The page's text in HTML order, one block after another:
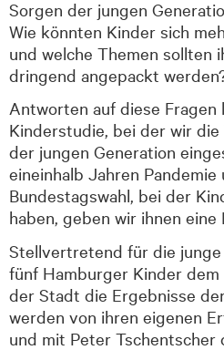
Sorgen der jungen
Wie könnten Kinder sich
und welche Themen sollten
dringend angepackt
Antworten auf diese Fragen
Kinderstudie, bei der wir die
der jungen Generation
eineinhalb Jahren
Bundestagswahl, bei der
haben, geben wir ihnen eine
Stellvertretend für die
fünf Hamburger Kinder
der Stadt die Ergebnisse
werden von ihren eigenen
und mit Peter Tschentscher